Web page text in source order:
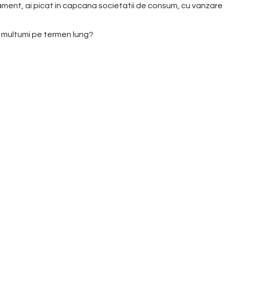
ai picat in capcana societatii de consum, cu vanzare
multumi pe termen lung?